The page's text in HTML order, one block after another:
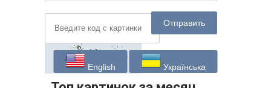
Отправить
English Українська